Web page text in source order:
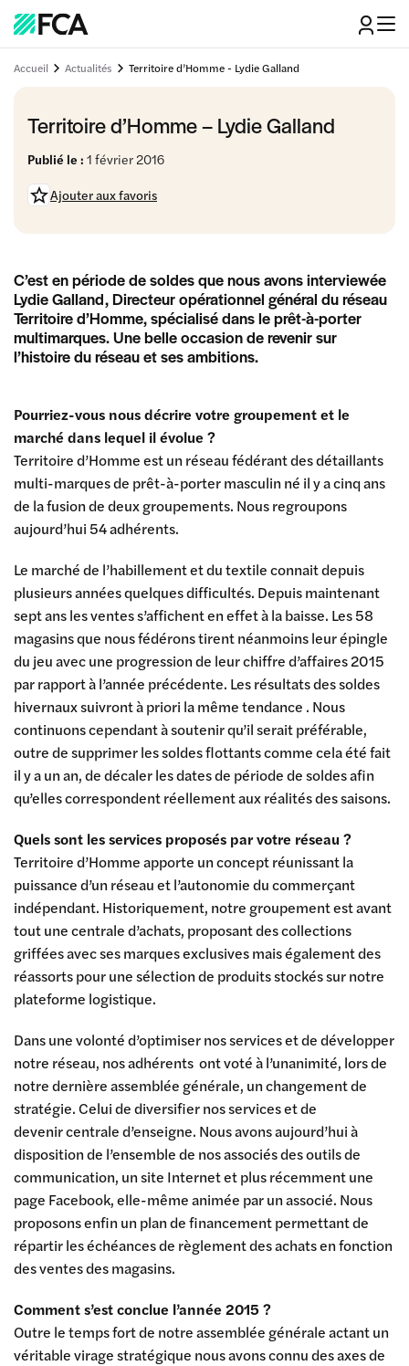
Accueil Actualités Territoire d’Homme - Lydie Galland
Territoire d’Homme – Lydie Galland
Publié le : 1 février 2016
Ajouter aux favoris
C’est en période de soldes que nous avons interviewée
Lydie Galland, Directeur opérationnel général du réseau
Territoire d’Homme, spécialisé dans le prêt-à-porter
multimarques. Une belle occasion de revenir sur
l’histoire du réseau et ses ambitions.
Pourriez-vous nous décrire votre groupement et le
marché dans lequel il évolue ?
Territoire d’Homme est un réseau fédérant des détaillants
multi-marques de prêt-à-porter masculin né il y a cinq ans
de la fusion de deux groupements. Nous regroupons
aujourd’hui 54 adhérents.
Le marché de l’habillement et du textile connait depuis
plusieurs années quelques difficultés. Depuis maintenant
sept ans les ventes s’affichent en effet à la baisse. Les 58
magasins que nous fédérons tirent néanmoins leur épingle
du jeu avec une progression de leur chiffre d’affaires 2015
par rapport à l’année précédente. Les résultats des soldes
hivernaux suivront à priori la même tendance . Nous
continuons cependant à soutenir qu’il serait préférable,
outre de supprimer les soldes flottants comme cela été fait
il y a un an, de décaler les dates de période de soldes afin
qu’elles correspondent réellement aux réalités des saisons.
Quels sont les services proposés par votre réseau ?
Territoire d’Homme apporte un concept réunissant la
puissance d’un réseau et l’autonomie du commerçant
indépendant. Historiquement, notre groupement est avant
tout une centrale d’achats, proposant des collections
griffées avec ses marques exclusives mais également des
réassorts pour une sélection de produits stockés sur notre
plateforme logistique.
Dans une volonté d’optimiser nos services et de développer
notre réseau, nos adhérents ont voté à l’unanimité, lors de
notre dernière assemblée générale, un changement de
stratégie. Celui de diversifier nos services et de
devenir centrale d’enseigne. Nous avons aujourd’hui à
disposition de l’ensemble de nos associés des outils de
communication, un site Internet et plus récemment une
page Facebook, elle-même animée par un associé. Nous
proposons enfin un plan de financement permettant de
répartir les échéances de règlement des achats en fonction
des ventes des magasins.
Comment s’est conclue l’année 2015 ?
Outre le temps fort de notre assemblée générale actant un
véritable virage stratégique nous avons connu des axes de